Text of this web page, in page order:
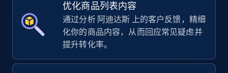
TikTok Shop - category
URL, Title, Available, Description, Currency, Initial
优化商品列表内容
通过分析 阿迪达斯 上的客户反馈，精细
化你的商品内容，从而回应常见疑虑并
提升转化率。